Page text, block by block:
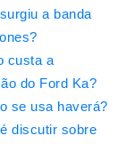
a banda
custa a
do Ford Ka?
se usa haverá?
discutir sobre